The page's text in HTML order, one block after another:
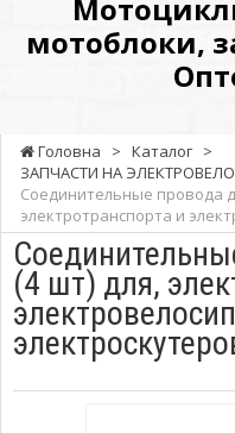
Оптові
ціни.
мотоблоки,
Головна > Каталог >
ЗАПЧАСТИ НА
Соединительные провода
электротранспорта и
(4 шт) для,